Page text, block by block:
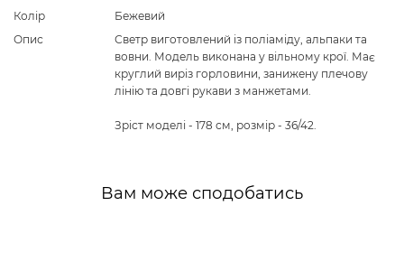
Колір
Бежевий
Опис
Светр виготовлений із поліаміду, альпаки та
вовни. Модель виконана у вільному крої. Має
круглий виріз горловини, занижену плечову
лінію та довгі рукави з манжетами.
Зріст моделі - 178 см, розмір - 36/42.
Вам може сподобатись